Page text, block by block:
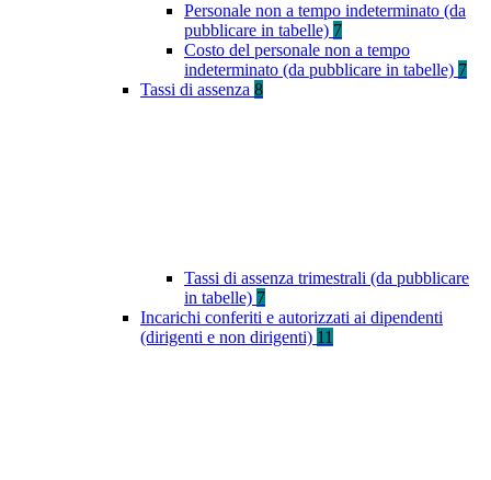
Personale non a tempo indeterminato (da
pubblicare in tabelle) 7
Costo del personale non a tempo
indeterminato (da pubblicare in tabelle) 7
Tassi di assenza 8
Tassi di assenza trimestrali (da pubblicare
in tabelle) 7
Incarichi conferiti e autorizzati ai dipendenti
(dirigenti e non dirigenti) 11